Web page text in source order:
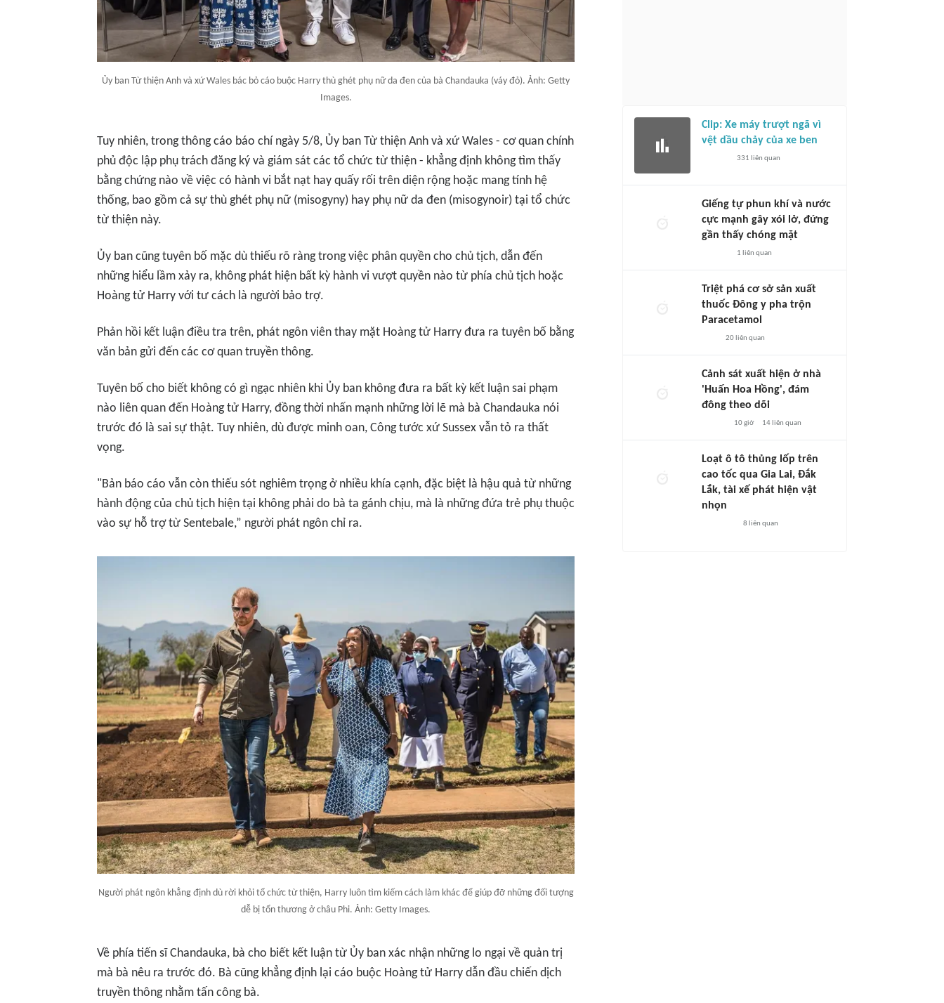
Ủy ban Từ thiện Anh và xứ Wales bác bỏ cáo buộc Harry thù ghét phụ nữ da đen của bà Chandauka (váy đỏ). Ảnh: Getty
Images.
Tuy nhiên, trong thông cáo báo chí ngày 5/8, Ủy ban Từ thiện Anh và xứ Wales - cơ quan chính
phủ độc lập phụ trách đăng ký và giám sát các tổ chức từ thiện - khẳng định không tìm thấy
bằng chứng nào về việc có hành vi bắt nạt hay quấy rối trên diện rộng hoặc mang tính hệ
thống, bao gồm cả sự thù ghét phụ nữ (misogyny) hay phụ nữ da đen (misogynoir) tại tổ chức
từ thiện này.
Ủy ban cũng tuyên bố mặc dù thiếu rõ ràng trong việc phân quyền cho chủ tịch, dẫn đến
những hiểu lầm xảy ra, không phát hiện bất kỳ hành vi vượt quyền nào từ phía chủ tịch hoặc
Hoàng tử Harry với tư cách là người bảo trợ.
Phản hồi kết luận điều tra trên, phát ngôn viên thay mặt Hoàng tử Harry đưa ra tuyên bố bằng
văn bản gửi đến các cơ quan truyền thông.
Tuyên bố cho biết không có gì ngạc nhiên khi Ủy ban không đưa ra bất kỳ kết luận sai phạm
nào liên quan đến Hoàng tử Harry, đồng thời nhấn mạnh những lời lẽ mà bà Chandauka nói
trước đó là sai sự thật. Tuy nhiên, dù được minh oan, Công tước xứ Sussex vẫn tỏ ra thất
vọng.
"Bản báo cáo vẫn còn thiếu sót nghiêm trọng ở nhiều khía cạnh, đặc biệt là hậu quả từ những
hành động của chủ tịch hiện tại không phải do bà ta gánh chịu, mà là những đứa trẻ phụ thuộc
vào sự hỗ trợ từ Sentebale,” người phát ngôn chỉ ra.
Người phát ngôn khẳng định dù rời khỏi tổ chức từ thiện, Harry luôn tìm kiếm cách làm khác để giúp đỡ những đối tượng
dễ bị tổn thương ở châu Phi. Ảnh: Getty Images.
Về phía tiến sĩ Chandauka, bà cho biết kết luận từ Ủy ban xác nhận những lo ngại về quản trị
mà bà nêu ra trước đó. Bà cũng khẳng định lại cáo buộc Hoàng tử Harry dẫn đầu chiến dịch
truyền thông nhằm tấn công bà.
Clip: Xe máy trượt ngã vì
vệt dầu chảy của xe ben
331 liên quan
Giếng tự phun khí và nước
cực mạnh gây xói lở, đứng
gần thấy chóng mặt
1 liên quan
Triệt phá cơ sở sản xuất
thuốc Đông y pha trộn
Paracetamol
20liên quan
Cảnh sát xuất hiện ở nhà
'Huấn Hoa Hồng', đám
đông theo dõi
10 giờ 14liên quan
Loạt ô tô thủng lốp trên
cao tốc qua Gia Lai, Đắk
Lắk, tài xế phát hiện vật
nhọn
8 liên quan